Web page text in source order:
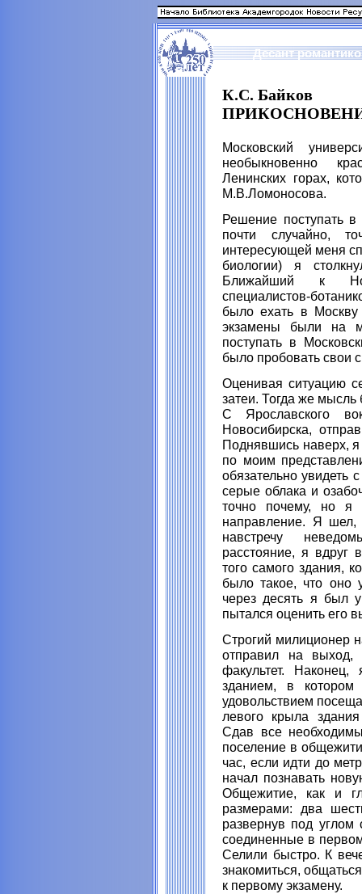
Десант
К.С. Байков
Московский
необыкновенно
Ленинских горах,
М.В.Ломоносова.
Решение поступать в
почти случайно,
интересующей меня
биологии) я
Ближайший к
специалистов-
было ехать в
экзамены были на
поступать в
было пробовать свои
Оценивая ситуацию
затеи. Тогда же мысль
С Ярославского
Новосибирска,
Поднявшись наверх, я
по моим
обязательно увидеть
серые облака и
точно почему, но я
направление. Я шел,
навстречу
расстояние, я вдруг
того самого здания,
было такое, что оно
через десять я был
пытался оценить его
Строгий милиционер
отправил на выход,
факультет.
зданием, в
удовольствием
левого крыла
Сдав все
поселение в
час, если идти до
начал познавать
Общежитие, как и
размерами: два
развернув под углом
соединенные в
Селили быстро. К
знакомиться,
к первому экзамену.